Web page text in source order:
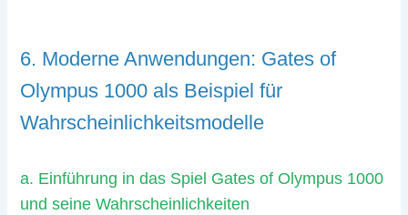
6. Moderne Anwendungen: Gates of
Olympus 1000 als Beispiel für
Wahrscheinlichkeitsmodelle
a. Einführung in das Spiel Gates of Olympus 1000
und seine Wahrscheinlichkeiten